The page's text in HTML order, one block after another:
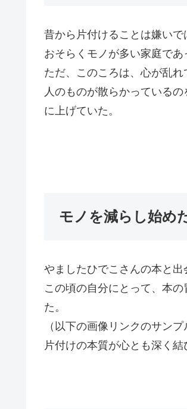
昔から片付けることは嫌いで
おそらくモノが多い家庭であ
ただ、このころは、心が乱
人のものが散らかっている
に上げていた。
モノを減らし始め
やましたひでこさんの本と出
この頃の自分にとって、本
た。
（以下の画像リンクのサン
片付けの本質が心とも深く